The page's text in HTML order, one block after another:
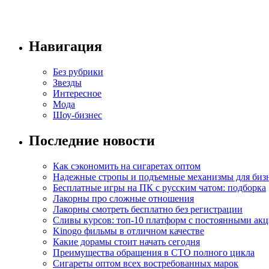
Навигация
Без рубрики
Звезды
Интересное
Мода
Шоу-бизнес
Последние новости
Как сэкономить на сигаретах оптом
Надежные стропы и подъемные механизмы для
Бесплатные игры на ПК с русским чатом: подборка
Лакорны про сложные отношения
Лакорны смотреть бесплатно без регистрации
Сливы курсов: топ-10 платформ с постоянными
Kinogo фильмы в отличном качестве
Какие дорамы стоит начать сегодня
Преимущества обращения в СТО полного цикла
Сигареты оптом всех востребованных марок